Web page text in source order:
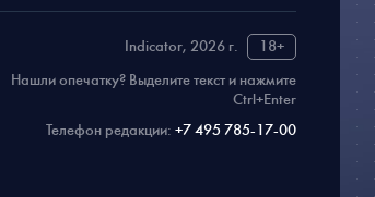
Indicator, 2026 г.
18+
Нашли опечатку? Выделите текст и нажмите
Ctrl+Enter
Телефон редакции: +7 495 785-17-00